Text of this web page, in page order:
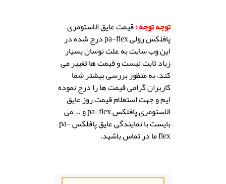
توجه توجه :قیمت عایق الاستومری
پافلکس رولی pa-flex درج شده در
این وب سایت به علت نوسان بسیار
زیاد ثابت نیست و قیمت ها تغییر می
کند، به منظور بررسی بیشتر شما
کاربران گرامی قیمت ها را درج نموده
ایم و جهت استعلام قیمت روز عایق
الاستومری پافلکس pa-flex و … می
بایست با نمایندگی عایق پافلکس pa-
flex ما در تماس باشید.